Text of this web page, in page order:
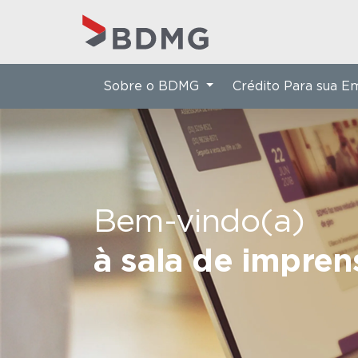
Bem-vindo(a)
à sala de
Sobre o BDMG Crédito Para sua